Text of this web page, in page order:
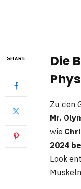
SHARE
Die
Zu den
Mr.
wie
2024
Look